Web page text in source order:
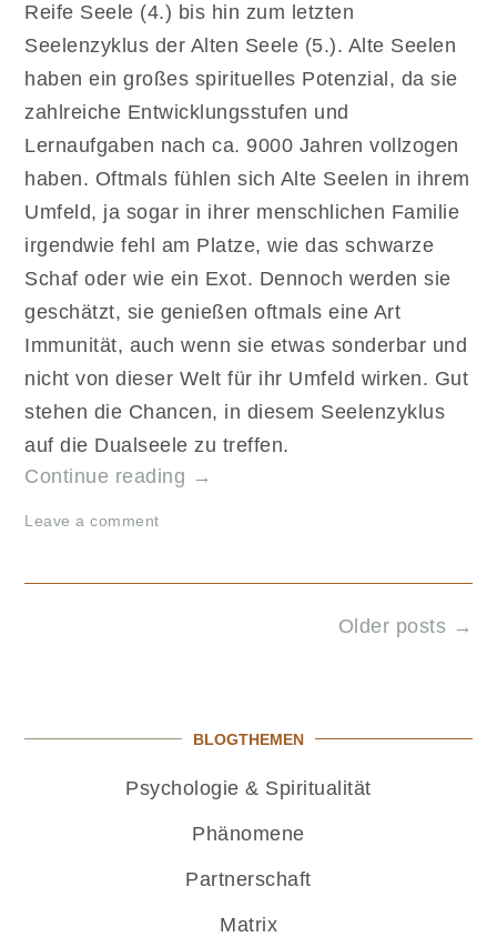
Reife Seele (4.) bis hin zum letzten
Seelenzyklus der Alten Seele (5.). Alte Seelen
haben ein großes spirituelles Potenzial, da sie
zahlreiche Entwicklungsstufen und
Lernaufgaben nach ca. 9000 Jahren vollzogen
haben. Oftmals fühlen sich Alte Seelen in ihrem
Umfeld, ja sogar in ihrer menschlichen Familie
irgendwie fehl am Platze, wie das schwarze
Schaf oder wie ein Exot. Dennoch werden sie
geschätzt, sie genießen oftmals eine Art
Immunität, auch wenn sie etwas sonderbar und
nicht von dieser Welt für ihr Umfeld wirken. Gut
stehen die Chancen, in diesem Seelenzyklus
auf die Dualseele zu treffen.
Continue reading „Das
und
→
Leave a comment
Older posts →
BLOGTHEMEN
Psychologie & Spiritualität
Phänomene
Partnerschaft
Matrix